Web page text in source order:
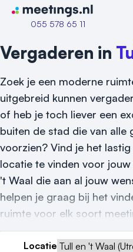
Naar home van Meetings
055 578 65 11
Vraag locatie aan
Locatiegids
Meld locatie aan
Vergaderen in
Zoek je een moderne
uitgebreid kunnen
of heb je toch liever een
buiten de stad die van alle
voorzien? Vind je het
locatie te vinden voor
't Waal die aan al jouw
helpen je graag bij het
ruimte voor elk soort
Locatie